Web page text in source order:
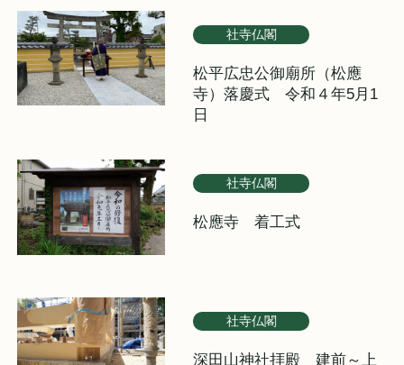
社寺仏閣
松平広忠公御廟所（松應
寺）落慶式 令和４年5月1
日
社寺仏閣
松應寺 着工式
社寺仏閣
深田山神社拝殿 建前～上